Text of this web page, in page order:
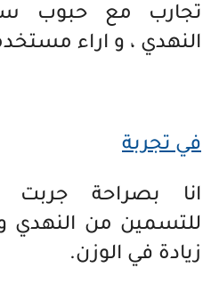
تجارب مع حبوب
النهدي ، و اراء
في تجربة
انا بصراحة جربت
للتسمين من النهدي
زيادة في الوزن.